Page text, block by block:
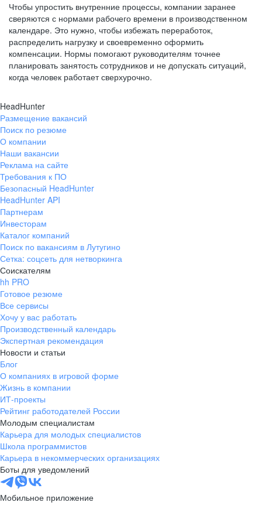
Чтобы упростить внутренние процессы, компании заранее
сверяются с нормами рабочего времени в производственном
календаре. Это нужно, чтобы избежать переработок,
распределить нагрузку и своевременно оформить
компенсации. Нормы помогают руководителям точнее
планировать занятость сотрудников и не допускать ситуаций,
когда человек работает сверхурочно.
HeadHunter
Размещение вакансий
Поиск по резюме
О компании
Наши вакансии
Реклама на сайте
Требования к ПО
Безопасный HeadHunter
HeadHunter API
Партнерам
Инвесторам
Каталог компаний
Поиск по вакансиям в Лутугино
Сетка: соцсеть для нетворкинга
Соискателям
hh PRO
Готовое резюме
Все сервисы
Хочу у вас работать
Производственный календарь
Экспертная рекомендация
Новости и статьи
Блог
О компаниях в игровой форме
Жизнь в компании
ИТ-проекты
Рейтинг работодателей России
Молодым специалистам
Карьера для молодых специалистов
Школа программистов
Карьера в некоммерческих организациях
Боты для уведомлений
Мобильное приложение